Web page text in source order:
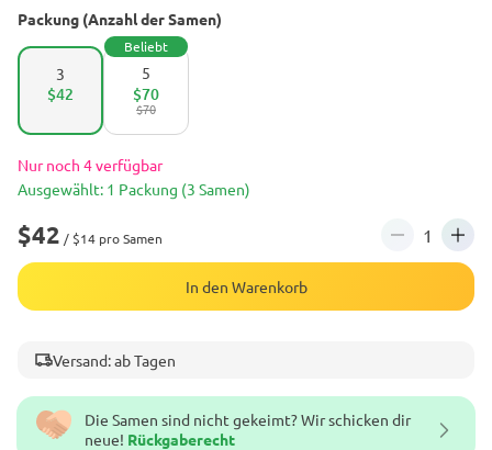
Die Samen sind nicht gekeimt? Wir schicken dir
neue! Rückgaberecht
Packung (Anzahl der Samen)
3
$42
5
Beliebt
$70
$70
Nur noch 4 verfügbar
Ausgewählt: 1 Packung (3 Samen)
$42 / $14 pro Samen
In den Warenkorb
Versand: ab Tagen